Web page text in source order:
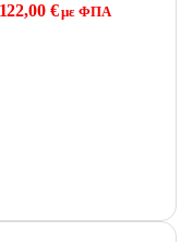
122,00 €με ΦΠΑ